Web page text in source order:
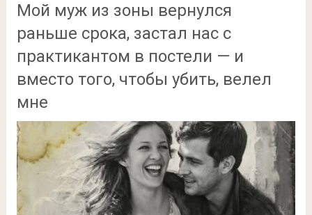
Мой муж из зоны вернулся
раньше срока, застал нас с
практикантом в постели — и
вместо того, чтобы убить, велел
мне